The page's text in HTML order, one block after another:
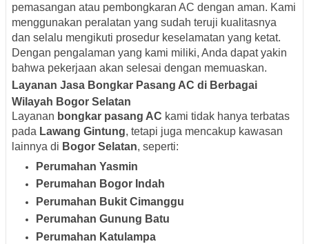
pemasangan atau pembongkaran AC dengan aman. Kami
menggunakan peralatan yang sudah teruji kualitasnya
dan selalu mengikuti prosedur keselamatan yang ketat.
Dengan pengalaman yang kami miliki, Anda dapat yakin
bahwa pekerjaan akan selesai dengan memuaskan.
Layanan Jasa Bongkar Pasang AC di Berbagai
Wilayah Bogor Selatan
Layanan bongkar pasang AC kami tidak hanya terbatas
pada Lawang Gintung, tetapi juga mencakup kawasan
lainnya di Bogor Selatan, seperti:
Perumahan Yasmin
Perumahan Bogor Indah
Perumahan Bukit Cimanggu
Perumahan Gunung Batu
Perumahan Katulampa